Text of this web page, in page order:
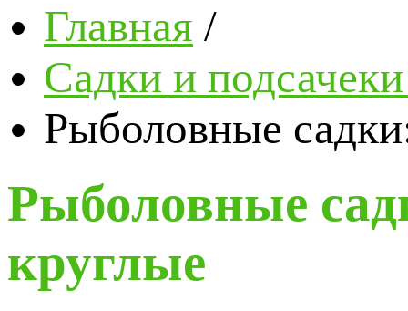
Главная /
Садки и
Рыболовные
Рыболовные
круглые